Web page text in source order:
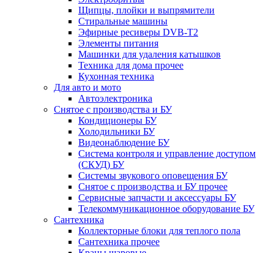
Щипцы, плойки и выпрямители
Стиральные машины
Эфирные ресиверы DVB-T2
Элементы питания
Машинки для удаления катышков
Техника для дома прочее
Кухонная техника
Для авто и мото
Автоэлектроника
Снятое с производства и БУ
Кондиционеры БУ
Холодильники БУ
Видеонаблюдение БУ
Система контроля и управление доступом
(СКУД) БУ
Системы звукового оповещения БУ
Снятое с производства и БУ прочее
Сервисные запчасти и аксессуары БУ
Телекоммуникационное оборудование БУ
Сантехника
Коллекторные блоки для теплого пола
Сантехника прочее